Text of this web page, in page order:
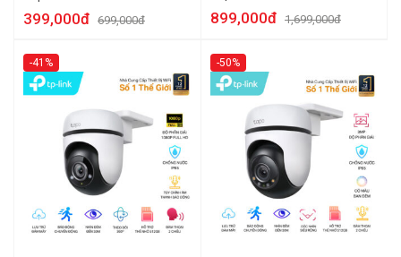
399,000đ 699,000đ 899,000đ 1,699,000đ
-41% -50%